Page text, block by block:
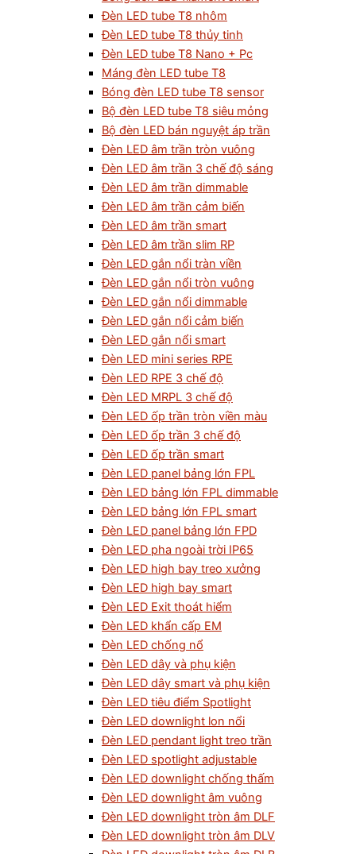
Đèn LED tube T8 nhôm
Đèn LED tube T8 thủy tinh
Đèn LED tube T8 Nano + Pc
Máng đèn LED tube T8
Bóng đèn LED tube T8 sensor
Bộ đèn LED tube T8 siêu mỏng
Bộ đèn LED bán nguyệt áp trần
Đèn LED âm trần tròn vuông
Đèn LED âm trần 3 chế độ sáng
Đèn LED âm trần dimmable
Đèn LED âm trần cảm biến
Đèn LED âm trần smart
Đèn LED âm trần slim RP
Đèn LED gắn nổi tràn viền
Đèn LED gắn nổi tròn vuông
Đèn LED gắn nổi dimmable
Đèn LED gắn nổi cảm biến
Đèn LED gắn nổi smart
Đèn LED mini series RPE
Đèn LED RPE 3 chế độ
Đèn LED MRPL 3 chế độ
Đèn LED ốp trần tròn viền màu
Đèn LED ốp trần 3 chế độ
Đèn LED ốp trần smart
Đèn LED panel bảng lớn FPL
Đèn LED bảng lớn FPL dimmable
Đèn LED bảng lớn FPL smart
Đèn LED panel bảng lớn FPD
Đèn LED pha ngoài trời IP65
Đèn LED high bay treo xưởng
Đèn LED high bay smart
Đèn LED Exit thoát hiểm
Đèn LED khẩn cấp EM
Đèn LED chống nổ
Đèn LED dây và phụ kiện
Đèn LED dây smart và phụ kiện
Đèn LED tiêu điểm Spotlight
Đèn LED downlight lon nổi
Đèn LED pendant light treo trần
Đèn LED spotlight adjustable
Đèn LED downlight chống thấm
Đèn LED downlight âm vuông
Đèn LED downlight tròn âm DLF
Đèn LED downlight tròn âm DLV